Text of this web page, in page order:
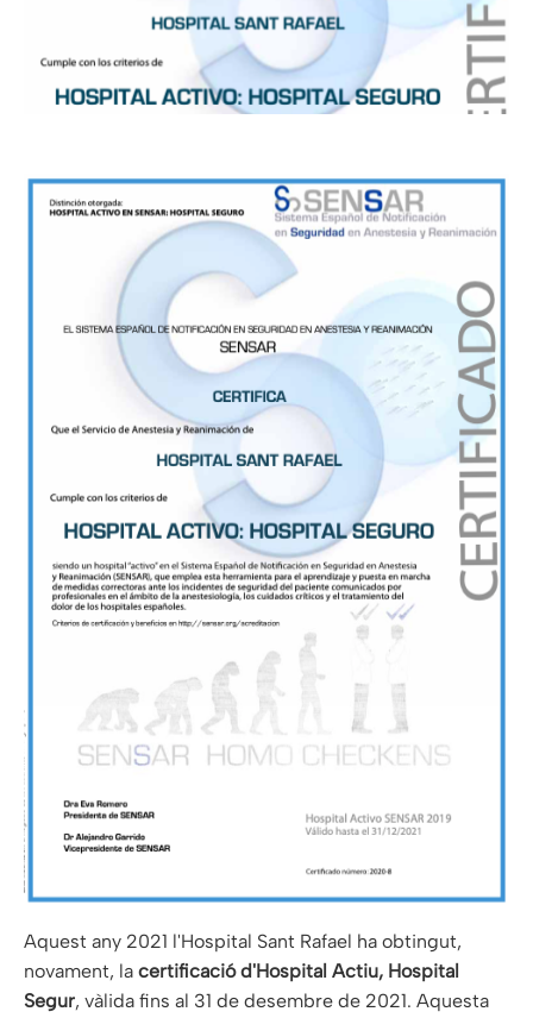
Aquest any 2021 l'Hospital Sant Rafael ha obtingut,
novament, la certificació d'Hospital Actiu, Hospital
Segur, vàlida fins al 31 de desembre de 2021. Aquesta